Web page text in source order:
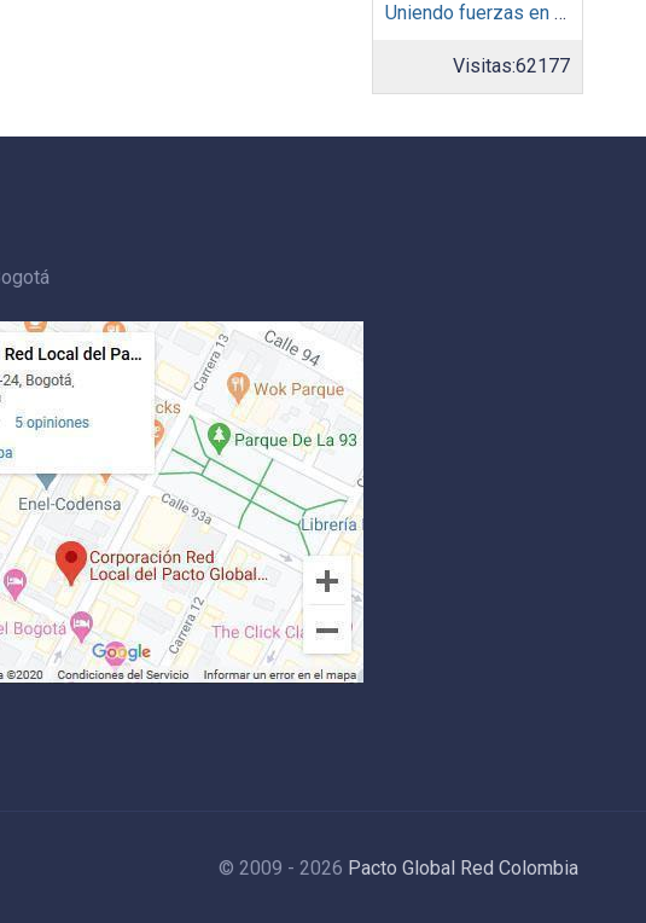
Uniendo fuerzas en América Latina y el Caribe para ayudar a minimizar la crisis del Coronavirus (COVID-19) y fomentar empresas responsables y sostenibles
Visitas:62177
© 2009 - 2026 Pacto Global Red Colombia